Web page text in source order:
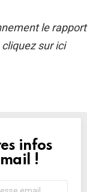
le rapport
sur ici
infos
!